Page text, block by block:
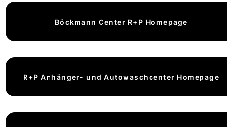
Böckmann Center R+P Homepage
R+P Anhänger- und Autowaschcenter Homepage